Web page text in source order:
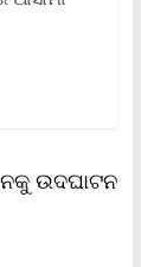
ଉଦଘାଟନ